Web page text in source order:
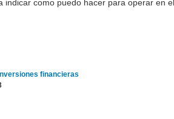
indicar como puedo hacer para operar en el
financieras